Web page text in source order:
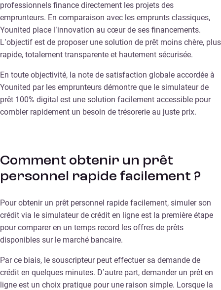
professionnels finance directement les projets des
emprunteurs. En comparaison avec les emprunts classiques,
Younited place l’innovation au cœur de ses financements.
L’objectif est de proposer une solution de prêt moins chère, plus
rapide, totalement transparente et hautement sécurisée.
En toute objectivité, la note de satisfaction globale accordée à
Younited par les emprunteurs démontre que le simulateur de
prêt 100% digital est une solution facilement accessible pour
combler rapidement un besoin de trésorerie au juste prix.
Comment obtenir un prêt
personnel rapide facilement ?
Pour obtenir un prêt personnel rapide facilement, simuler son
crédit via le simulateur de crédit en ligne est la première étape
pour comparer en un temps record les offres de prêts
disponibles sur le marché bancaire.
Par ce biais, le souscripteur peut effectuer sa demande de
crédit en quelques minutes. D’autre part, demander un prêt en
ligne est un choix pratique pour une raison simple. Lorsque la